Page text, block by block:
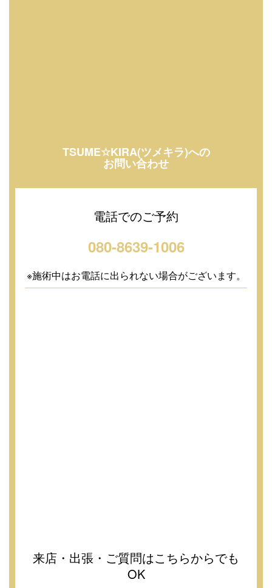
TSUME☆KIRA(ツメキラ)への
お問い合わせ
電話でのご予約
080-8639-1006
※施術中はお電話に出られない場合がございます。
来店・出張・ご質問はこちらからでも
OK